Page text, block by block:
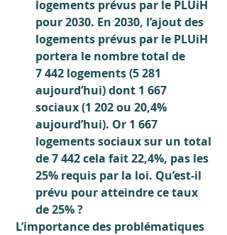
logements prévus par le PLUiH
pour 2030. En 2030, l’ajout des
logements prévus par le PLUiH
portera le nombre total de
7 442 logements (5 281
aujourd’hui) dont 1 667
sociaux (1 202 ou 20,4%
aujourd’hui). Or 1 667
logements sociaux sur un total
de 7 442 cela fait 22,4%, pas les
25% requis par la loi. Qu’est-il
prévu pour atteindre ce taux
de 25% ?